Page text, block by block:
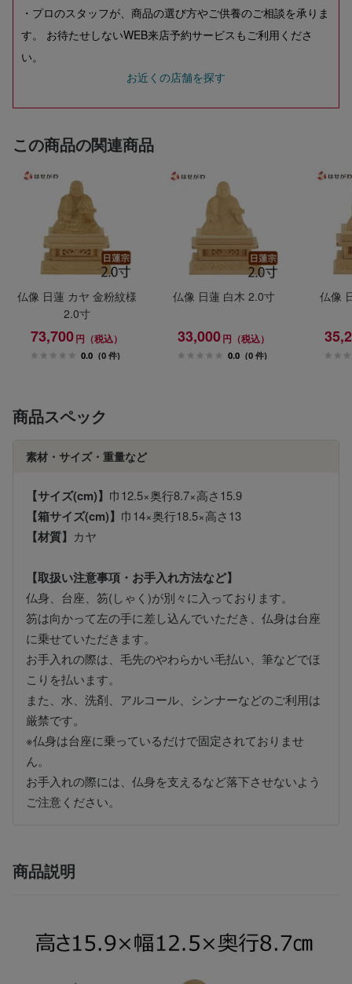
・プロのスタッフが、商品の選び方やご供養のご相談を承りま
す。 お待たせしないWEB来店予約サービスもご利用くださ
い。
お近くの店舗を探す
この商品の関連商品
仏像 日蓮 カヤ 金粉紋様
2.0寸
73,700円（税込）
0.0 (0 件)
仏像 日蓮 白木 2.0寸
33,000円（税込）
0.0 (0 件)
仏像
商品スペック
素材・サイズ・重量など
【サイズ(cm)】 巾12.5×奥行8.7×高さ15.9
【箱サイズ(cm)】 巾14×奥行18.5×高さ13
【材質】 カヤ
【取扱い注意事項・お手入れ方法など】
仏身、台座、笏(しゃく)が別々に入っております。
笏は向かって左の手に差し込んでいただき、仏身は台座
に乗せていただきます。
お手入れの際は、毛先のやわらかい毛払い、筆などでほ
こりを払います。
また、水、洗剤、アルコール、シンナーなどのご利用は
厳禁です。
※仏身は台座に乗っているだけで固定されておりませ
ん。
お手入れの際には、仏身を支えるなど落下させないよう
ご注意ください。
商品説明